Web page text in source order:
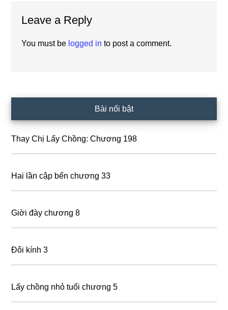
Interactions
Leave a Reply
You must be logged in to post a comment.
Sidebar
Bài nổi bật
Thay Chị Lấy Chồng: Chương 198
Hai lần cập bến chương 33
Giời đày chương 8
Đôi kính 3
Lấy chồng nhỏ tuổi chương 5